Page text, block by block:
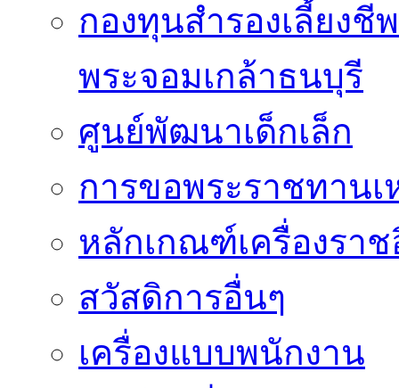
กองทุนสำรองเลี้ยง
พระจอมเกล้าธนบุรี
ศูนย์พัฒนาเด็กเล็ก
การขอพระราชทาน
หลักเกณฑ์เครื่องรา
สวัสดิการอื่นๆ
เครื่องแบบพนักงาน